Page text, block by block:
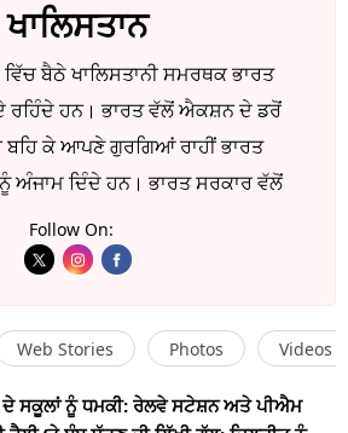
ਖਾਲਿਸਤਾਨ
ਬੈਠੇ ਖਾਲਿਸਤਾਨੀ ਸਮਰਥਕ ਭਾਰਤ
ਰਹਿੰਦੇ ਹਨ। ਭਾਰਤ ਵੱਲੋਂ ਐਕਸ਼ਨ ਦੇ ਡਰੋਂ
ਬਹਿ ਕੇ ਆਪਣੇ ਗੁਰਗਿਆਂ ਰਾਹੀਂ ਭਾਰਤ
ਅੰਜਾਮ ਦਿੰਦੇ ਹਨ। ਭਾਰਤ ਸਰਕਾਰ ਵੱਲੋਂ
ਵਿੱਚ ਪਾਇਆ ਹੋਇਆ ਹੈ।
Follow On:
Web Stories Photos Videos
ਦੇ ਸਕੂਲਾਂ ਨੂੰ ਧਮਕੀ: ਰੇਲਵੇ ਸਟੇਸ਼ਨ ਅਤੇ ਪੀਐਮ